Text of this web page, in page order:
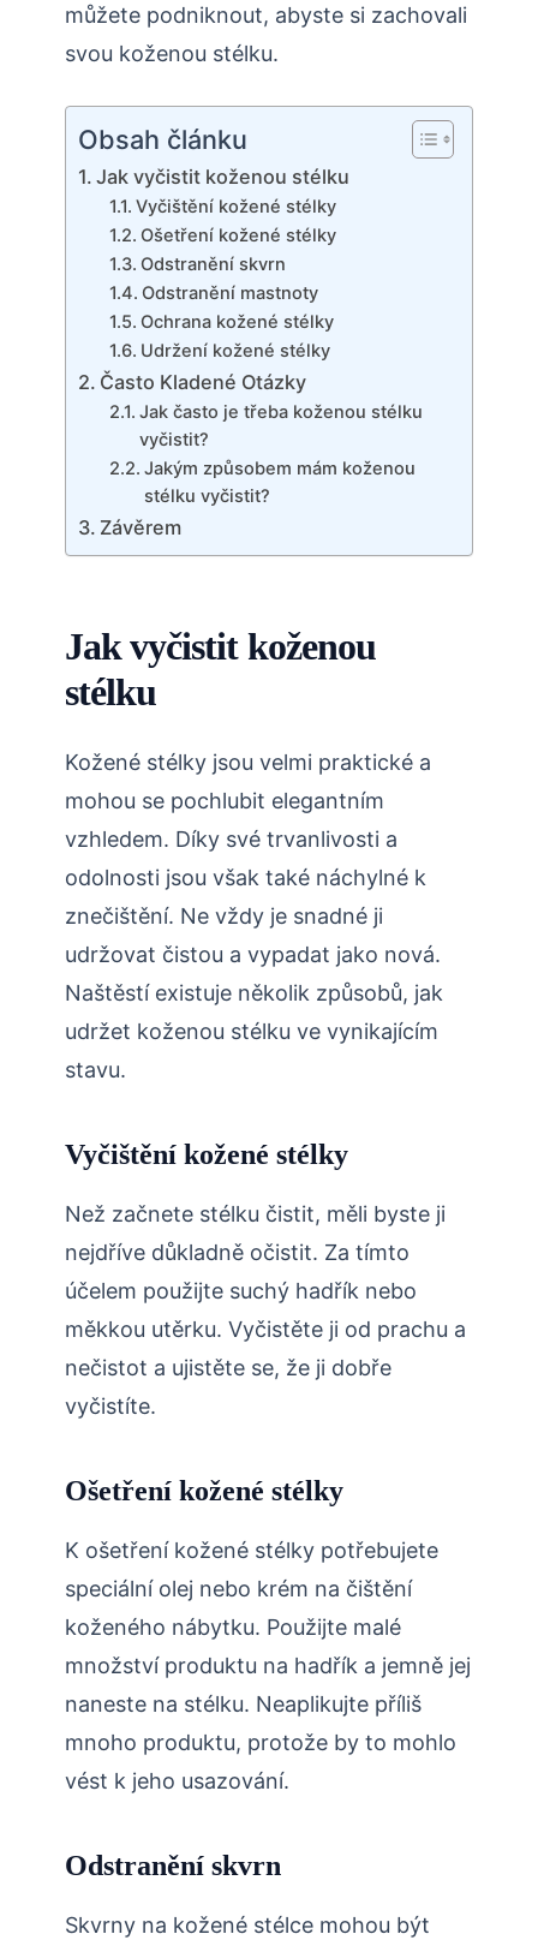
můžete podniknout, abyste si zachovali
svou koženou stélku.
Obsah článku
Jak vyčistit koženou stélku
Vyčištění kožené stélky
Ošetření kožené stélky
Odstranění skvrn
Odstranění mastnoty
Ochrana kožené stélky
Udržení kožené stélky
Často Kladené Otázky
Jak často je třeba koženou stélku
vyčistit?
Jakým způsobem mám koženou
stélku vyčistit?
Závěrem
Jak vyčistit koženou
stélku
Kožené stélky jsou velmi praktické a
mohou se pochlubit elegantním
vzhledem. Díky své trvanlivosti a
odolnosti jsou však také náchylné k
znečištění. Ne vždy je snadné ji
udržovat čistou a vypadat jako nová.
Naštěstí existuje několik způsobů, jak
udržet koženou stélku ve vynikajícím
stavu.
Vyčištění kožené stélky
Než začnete stélku čistit, měli byste ji
nejdříve důkladně očistit. Za tímto
účelem použijte suchý hadřík nebo
měkkou utěrku. Vyčistěte ji od prachu a
nečistot a ujistěte se, že ji dobře
vyčistíte.
Ošetření kožené stélky
K ošetření kožené stélky potřebujete
speciální olej nebo krém na čištění
koženého nábytku. Použijte malé
množství produktu na hadřík a jemně jej
naneste na stélku. Neaplikujte příliš
mnoho produktu, protože by to mohlo
vést k jeho usazování.
Odstranění skvrn
Skvrny na kožené stélce mohou být